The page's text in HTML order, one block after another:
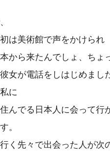
は美術館で声をかけられ
本から来たんでしょ、ちょ
女が電話をしはじめまし
に
住んでる日本人に会って行
。
く先々で出会った人が次